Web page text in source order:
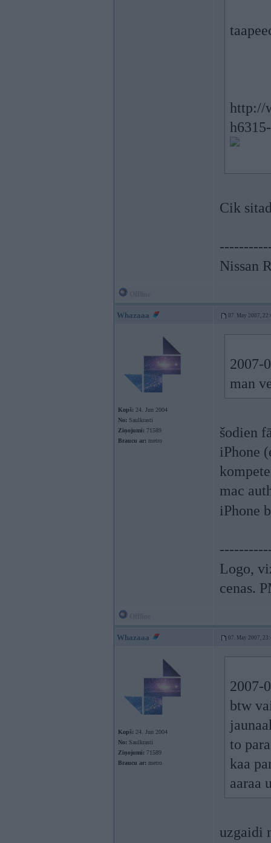
http://
Cik
Nissan
Whazaaa 07. May 2007,
Kopš: 24. Jun 2004
No: Saulkrasti
Ziņojumi: 71589
Braucu ar: metro
2007-
man
šodien
iPhone
mac
iPhone
Logo,
cenas.
Whazaaa 07. May 2007,
Kopš: 24. Jun 2004
No: Saulkrasti
Ziņojumi: 71589
Braucu ar: metro
2007-
btw
to
kaa
aaraa
uzgaidi